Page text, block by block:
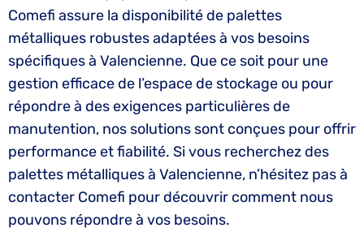
Comefi assure la disponibilité de palettes
métalliques robustes adaptées à vos besoins
spécifiques à Valencienne. Que ce soit pour une
gestion efficace de l’espace de stockage ou pour
répondre à des exigences particulières de
manutention, nos solutions sont conçues pour offrir
performance et fiabilité. Si vous recherchez des
palettes métalliques à Valencienne, n’hésitez pas à
contacter Comefi pour découvrir comment nous
pouvons répondre à vos besoins.